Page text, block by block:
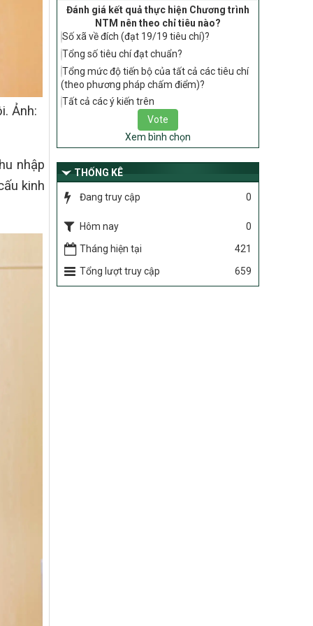
Ảnh:
nhập
kinh
gia về nông thôn mới giai đoạn 2026 –
2030 thuộc phạm vi quản lý nhà nước
của Bộ Nông nghiệp và Môi trường
417/QĐ-BNNMT
Phê duyệt Chương trình mục tiêu quốc
gia xây dựng nông thôn mới, giảm nghèo
bền vững và phát triển kinh tế – xã hội
vùng đồng bào dân tộc thiểu số và miền
núi giai đoạn 2026-2035, giai đoạn I: Từ
năm 2026 đến năm 2030
Nghị quyết số 08/2026/NQ-HĐND
Quy định nguyên tắc, tiêu chí, định mức
phân bổ ngân sách trung ương thực hiện
Chương trình mục tiêu quốc gia xây dựng
phát triển kinh tế – xã hội vùng đồng bào
dân tộc thiểu số và miền núi giai đoạn
2026 – 2030 trên địa bàn tỉnh Nghệ An
Chỉ Thị số 22-CT/TU
Đánh giá kết quả thực hiện Chương trình
NTM nên theo chỉ tiêu nào?
Số xã về đích (đạt 19/19 tiêu chí)?
Tổng số tiêu chí đạt chuẩn?
Tổng mức độ tiến bộ của tất cả các tiêu chí
(theo phương pháp chấm điểm)?
Tất cả các ý kiến trên
Xem bình chọn
THỐNG KÊ
Đang truy cập 0
Hôm nay
0
Tháng hiện tại
421
Tổng lượt truy cập
659